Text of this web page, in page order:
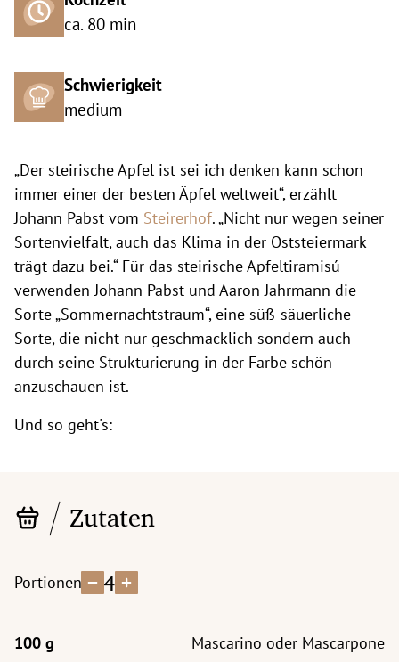
ca. 80 min
Schwierigkeit
medium
„Der steirische Apfel ist sei ich denken kann schon
immer einer der besten Äpfel weltweit“, erzählt
Johann Pabst vom Steirerhof. „Nicht nur wegen seiner
Sortenvielfalt, auch das Klima in der Oststeiermark
trägt dazu bei.“ Für das steirische Apfeltiramisú
verwenden Johann Pabst und Aaron Jahrmann die
Sorte „Sommernachtstraum“, eine süß-säuerliche
Sorte, die nicht nur geschmacklich sondern auch
durch seine Strukturierung in der Farbe schön
anzuschauen ist.
Und so geht's:
Zutaten
Portionen 4
Mascarino oder Mascarpone